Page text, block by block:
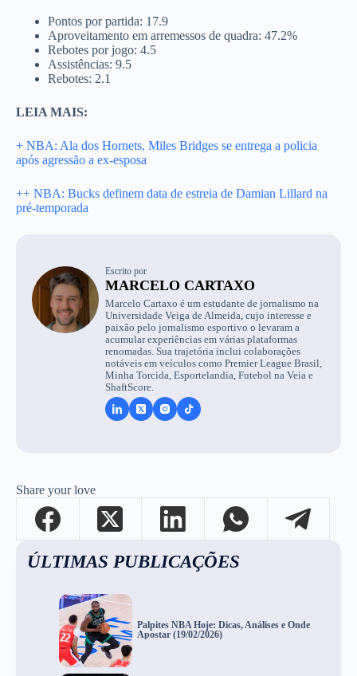
Pontos por partida: 17.9
Aproveitamento em arremessos de quadra: 47.2%
Rebotes por jogo: 4.5
Assistências: 9.5
Rebotes: 2.1
LEIA MAIS:
+ NBA: Ala dos Hornets, Miles Bridges se entrega a policia
após agressão a ex-esposa
++ NBA: Bucks definem data de estreia de Damian Lillard na
pré-temporada
Escrito por
MARCELO CARTAXO
Marcelo Cartaxo é um estudante de jornalismo na
Universidade Veiga de Almeida, cujo interesse e
paixão pelo jornalismo esportivo o levaram a
acumular experiências em várias plataformas
renomadas. Sua trajetória inclui colaborações
notáveis em veículos como Premier League Brasil,
Minha Torcida, Esportelandia, Futebol na Veia e
ShaftScore.
Share your love
ÚLTIMAS PUBLICAÇÕES
Palpites NBA Hoje: Dicas, Análises e Onde
Apostar (19/02/2026)